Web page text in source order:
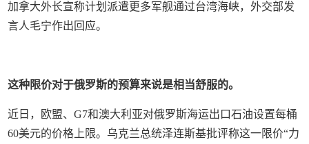
加拿大外长宣称计划派遣更多军舰通过台湾海峡，外交部发
言人毛宁作出回应。
这种限价对于俄罗斯的预算来说是相当舒服的。
近日，欧盟、G7和澳大利亚对俄罗斯海运出口石油设置每桶
60美元的价格上限。乌克兰总统泽连斯基批评称这一限价“力